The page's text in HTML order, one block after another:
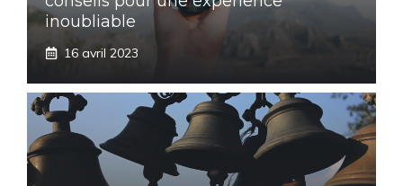
inoubliable
16 avril 2023